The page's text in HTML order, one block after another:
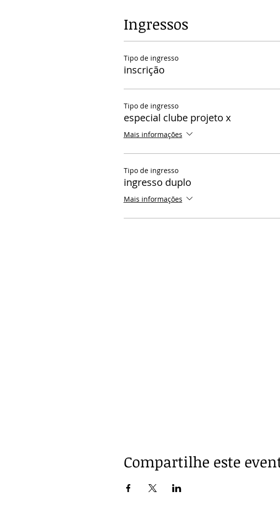
Ingressos
Tipo de ingresso
inscrição
Tipo de ingresso
especial clube projeto x
Mais informações
Tipo de ingresso
ingresso duplo
Mais informações
Compartilhe este